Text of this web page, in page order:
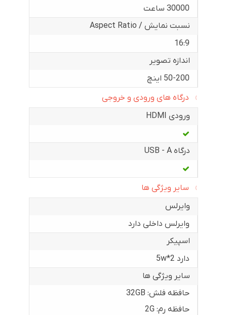
30000 ساعت
نسبت نمایش / Aspect Ratio
16:9
اندازه تصویر
50-200 اینچ
درگاه های ورودی و خروجی
ورودی HDMI
درگاه USB - A
سایر ویژگی ها
وایرلس
وایرلس داخلی دارد
اسپیکر
دارد 5w*2
سایر ویژگی ها
حافظه فلش: 32GB
حافظه رم: 2G